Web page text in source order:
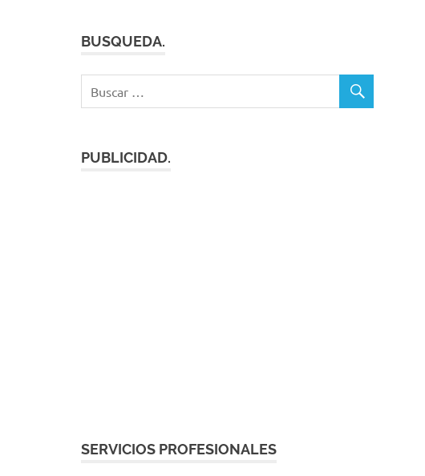
BUSQUEDA.
PUBLICIDAD.
SERVICIOS PROFESIONALES